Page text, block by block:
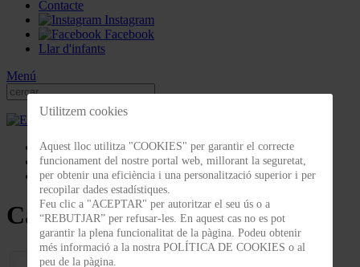
Contacte
Instagram
Facebook
Llar d'infants
Menú
Galeries
Celebracions
Carnaval 2023
Carnaval 2023
Utilitzem cookies
Aquest lloc utilitza "COOKIES" per garantir el correcte
funcionament del nostre portal web, millorant la seguretat,
per obtenir una eficiència i una personalització superior i per
recopilar dades estadístiques.
Feu clic a "ACEPTAR" per autoritzar el seu ús o a
“REBUTJAR” per refusar-les. En aquest cas no es pot
garantir la plena funcionalitat de la pàgina. Podeu obtenir
més informació a la nostra POLÍTICA DE COOKIES o al
peu de la pàgina.